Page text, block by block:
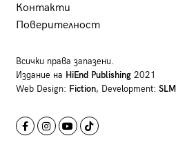
Контакти
Поверителност
Всички права запазени.
Издание на HiEnd Publishing2021
Web Design: Fiction, Development: SLM